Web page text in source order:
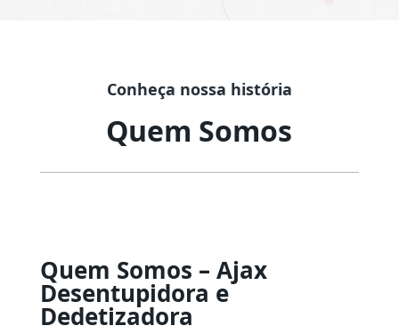
Quem Somos
Conheça nossa história
Quem Somos – Ajax
Desentupidora e
Dedetizadora